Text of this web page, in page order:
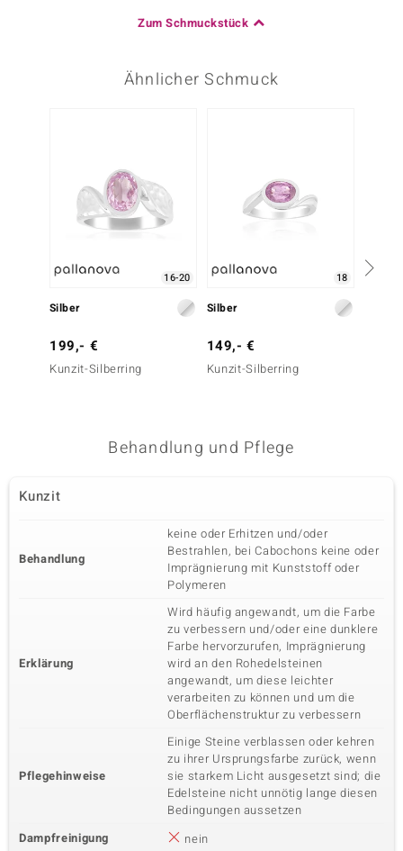
Zum Schmuckstück
Ähnlicher Schmuck
16-20
Silber
199,- €
Kunzit-Silberring
18
Silber
149,- €
Kunzit-Silberring
Behandlung und Pflege
Kunzit
Behandlung
keine oder Erhitzen und/oder
Bestrahlen, bei Cabochons keine oder
Imprägnierung mit Kunststoff oder
Polymeren
Erklärung
Wird häufig angewandt, um die Farbe
zu verbessern und/oder eine dunklere
Farbe hervorzurufen, Imprägnierung
wird an den Rohedelsteinen
angewandt, um diese leichter
verarbeiten zu können und um die
Oberflächenstruktur zu verbessern
Pflegehinweise
Einige Steine verblassen oder kehren
zu ihrer Ursprungsfarbe zurück, wenn
sie starkem Licht ausgesetzt sind; die
Edelsteine nicht unnötig lange diesen
Bedingungen aussetzen
Dampfreinigung
nein